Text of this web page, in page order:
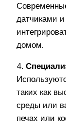
датчиками
домом.
4.
таких как
среды или
печах или